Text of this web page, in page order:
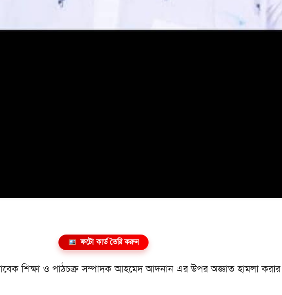
ফটো কার্ড তৈরি করুন
শিক্ষা ও পাঠচক্র সম্পাদক আহমেদ আদনান এর উপর অজ্ঞাত হামলা করার